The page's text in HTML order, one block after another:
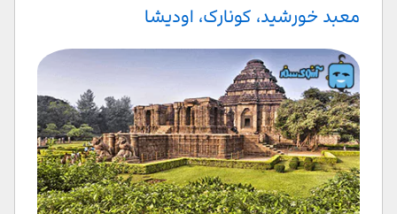
معبد خورشید، کونارک، اودیشا